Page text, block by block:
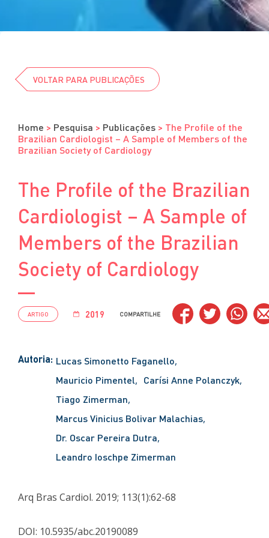
VOLTAR PARA PUBLICAÇÕES
Home > Pesquisa > Publicações > The Profile of the
Brazilian Cardiologist – A Sample of Members of the
Brazilian Society of Cardiology
The Profile of the Brazilian
Cardiologist – A Sample of
Members of the Brazilian
Society of Cardiology
ARTIGO 2019 COMPARTILHE
Autoria: Lucas Simonetto Faganello
Mauricio Pimentel
Carísi Anne Polanczyk
Tiago Zimerman
Marcus Vinicius Bolivar Malachias
Dr. Oscar Pereira Dutra
Leandro Ioschpe Zimerman
Arq Bras Cardiol. 2019; 113(1):62-68
DOI: 10.5935/abc.20190089